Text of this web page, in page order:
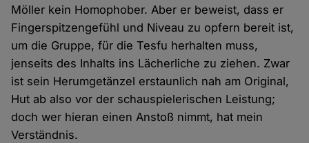
Möller kein Homophober. Aber er beweist, dass er
Fingerspitzengefühl und Niveau zu opfern bereit ist,
um die Gruppe, für die Tesfu herhalten muss,
jenseits des Inhalts ins Lächerliche zu ziehen. Zwar
ist sein Herumgetänzel erstaunlich nah am Original,
Hut ab also vor der schauspielerischen Leistung;
doch wer hieran einen Anstoß nimmt, hat mein
Verständnis.